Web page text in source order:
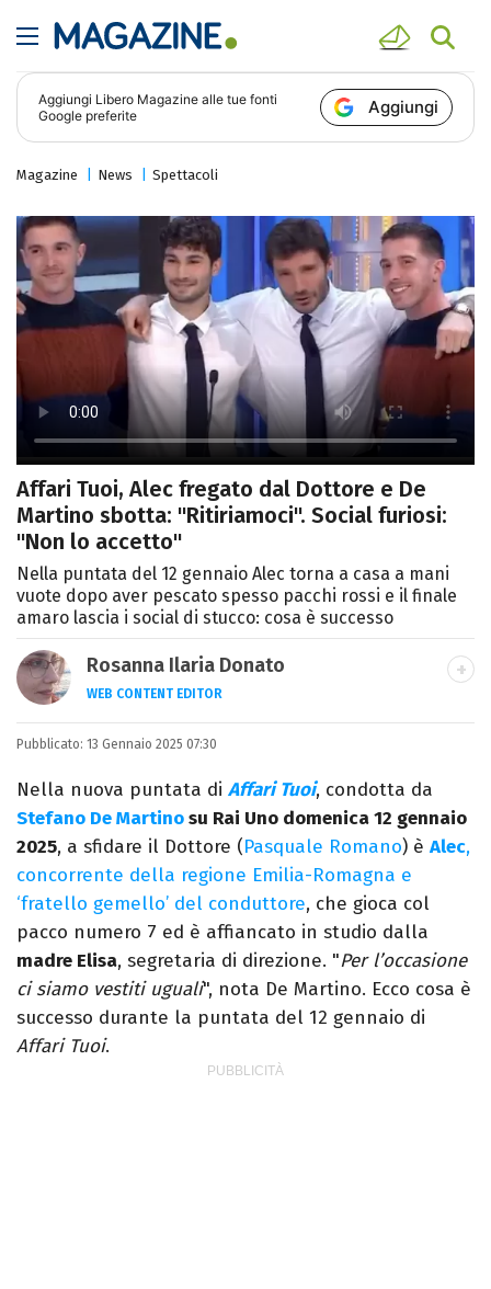
Aggiungi Libero Magazine alle tue fonti
Google preferite
Aggiungi
Magazine News Spettacoli
Affari Tuoi, Alec fregato dal Dottore e De
Martino sbotta: "Ritiriamoci". Social furiosi:
"Non lo accetto"
Nella puntata del 12 gennaio Alec torna a casa a mani
vuote dopo aver pescato spesso pacchi rossi e il finale
amaro lascia i social di stucco: cosa è successo
Rosanna Ilaria Donato
WEB CONTENT EDITOR
Laureata in Linguaggi dei Media, mi dedico
Ho lavorato come web content editor
freelance per diverse testate.
Pubblicato: 13 Gennaio 2025 07:30
Nella nuova puntata di Affari Tuoi, condotta da
Stefano De Martinosu Rai Uno domenica 12 gennaio
2025, a sfidare il Dottore (Pasquale Romano) è Alec,
concorrente della regione Emilia-Romagna e
‘fratello gemello’ del conduttore, che gioca col
pacco numero 7 ed è affiancato in studio dalla
madre Elisa, segretaria di direzione. "Per l’occasione
ci siamo vestiti uguali", nota De Martino. Ecco cosa è
successo durante la puntata del 12 gennaio di
Affari Tuoi.